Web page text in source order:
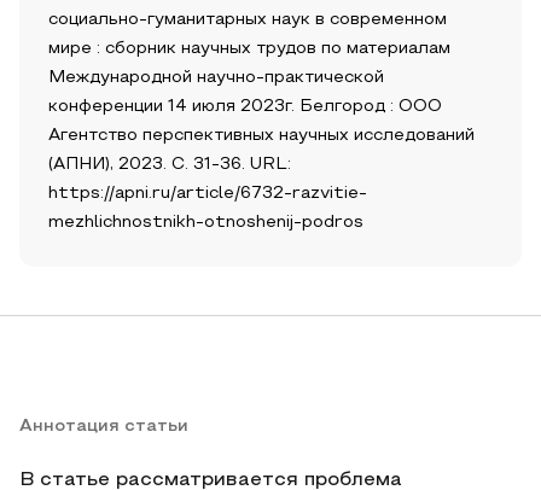
социально-гуманитарных наук в современном
мире : сборник научных трудов по материалам
Международной научно-практической
конференции 14 июля 2023г. Белгород : ООО
Агентство перспективных научных исследований
(АПНИ), 2023. С. 31-36. URL:
https://apni.ru/article/6732-razvitie-
mezhlichnostnikh-otnoshenij-podros
Аннотация статьи
В статье рассматривается проблема